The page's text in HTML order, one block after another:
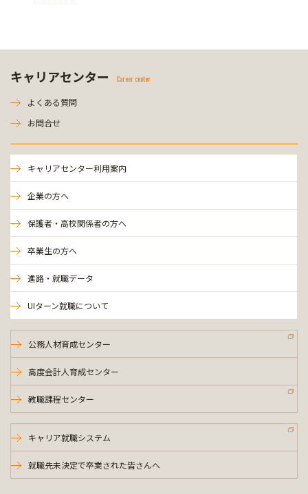
キャリアセンター Career center
よくある質問
お問合せ
キャリアセンター利用案内
企業の方へ
保護者・高校関係者の方へ
卒業生の方へ
進路・就職データ
UIターン就職について
公務人材育成センター
高度会計人育成センター
教職課程センター
キャリア就職システム
就職先未決定で卒業された皆さんへ